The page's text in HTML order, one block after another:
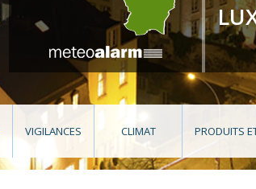
VIGILANCES CLIMAT PRODUITS